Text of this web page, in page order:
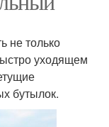
не только
уходящем
бутылок.